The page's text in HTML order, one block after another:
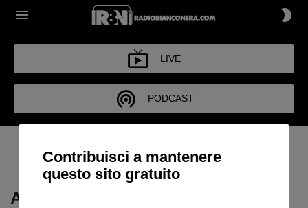
LIVE
PODCAST
ARCHIVIO FUORI DI JUVE
2025
ARCHIVIO FUORI DI JUVE 2025
Contribuisci a mantenere
questo sito gratuito